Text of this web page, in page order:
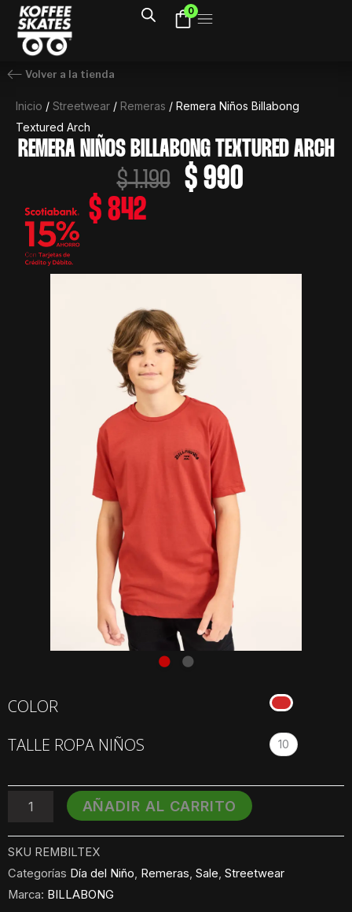
contenido
0
Volver a la tienda
Inicio / Streetwear / Remeras / Remera Niños Billabong
Textured Arch
REMERA NIÑOS BILLABONG TEXTURED ARCH
$1.190 El
precio
$ 990El
$ 842
COLOR
TALLE ROPA NIÑOS
10
Niños
Textured
AÑADIR AL CARRITO
SKU REMBILTEX
Categorías Día del Niño, Remeras, Sale, Streetwear
Marca: BILLABONG